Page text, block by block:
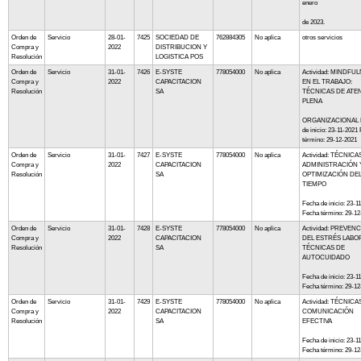
enero
de 2023.
Orden de
Compra y
Resolución
Servicio
28-01-
2022
7425
SOCIEDAD DE
DISTRIBUCION Y
LOGISTICA POS
762884305 No aplica otros servicios
Orden de
Compra y
Resolución
Servicio
31-01-
2022
7426
E-SYSTE
CAPACITACION
SA
778054000 No aplica
Actividad:
EN EL TRABAJO:
TÉCNICAS DE
PLENA
ORGANIZACIONAL
de inicio: 23-11-2021
término: 29-12-2021
Orden de
Compra y
Resolución
Servicio
31-01-
2022
7427
E-SYSTE
CAPACITACION
SA
778054000 No aplica
Actividad:
ADMINISTRACIÓN
OPTIMIZACIÓN DEL
TIEMPO
Fecha de inicio: 23-
Fecha término: 29-
Orden de
Compra y
Resolución
Servicio
31-01-
2022
7428
E-SYSTE
CAPACITACION
SA
778054000 No aplica
Actividad:
DEL ESTRÉS
TÉCNICAS DE
AUTOCUIDADO
Fecha de inicio: 23-
Fecha término: 29-
Orden de
Compra y
Resolución
Servicio
31-01-
2022
7429
E-SYSTE
CAPACITACION
SA
778054000 No aplica
Actividad:
COMUNICACIÓN
EFECTIVA
Fecha de inicio: 23-
Fecha término: 29-